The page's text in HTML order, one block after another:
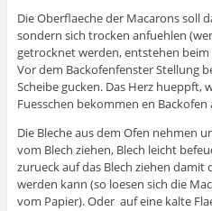
Die Oberflaeche der Macarons soll
sondern sich trocken anfuehlen
getrocknet werden, entstehen beim
Vor dem Backofenfenster Stellung
Scheibe gucken. Das Herz hueppft,
Fuesschen bekommen en
Die Bleche aus dem Ofen nehmen
vom Blech ziehen, Blech leicht
zurueck auf das Blech ziehen damit
werden kann (so loesen sich die
vom Papier). Oder auf eine kalte